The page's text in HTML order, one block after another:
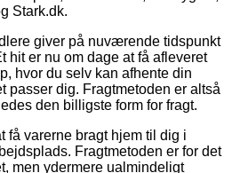
Stark.dk.
giver på nuværende tidspunkt
hit er nu om dage at få afleveret
hvor du selv kan afhente din
passer dig. Fragtmetoden er altså
den billigste form for fragt.
varerne bragt hjem til dig i
Fragtmetoden er for det
men ydermere ualmindeligt